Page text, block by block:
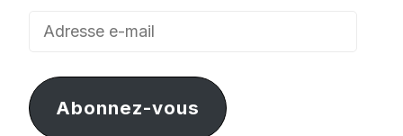
Adresse
mail
Abonnez-vous